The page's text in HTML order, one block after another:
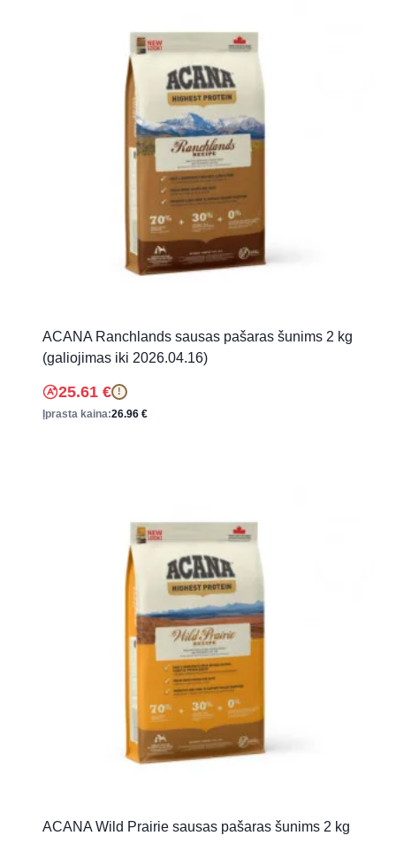
ACANA Ranchlands sausas pašaras šunims 2 kg
(galiojimas iki 2026.04.16)
25.61 € !
Įprasta kaina:26.96 €
ACANA Wild Prairie sausas pašaras šunims 2 kg